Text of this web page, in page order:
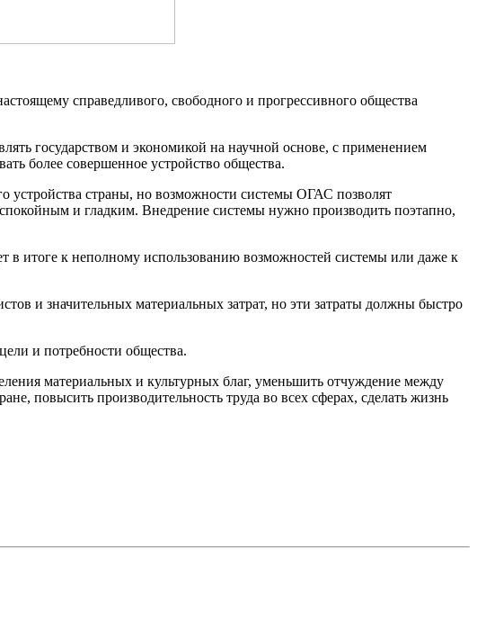
справедливого, свободного и прогрессивного общества
государством и экономикой на научной основе, с применением
более совершенное устройство общества.
устройства страны, но возможности системы ОГАС позволят
и гладким. Внедрение системы нужно производить поэтапно,
в итоге к неполному использованию возможностей системы или даже к
и значительных материальных затрат, но эти затраты должны быстро
и потребности общества.
материальных и культурных благ, уменьшить отчуждение между
повысить производительность труда во всех сферах, сделать жизнь